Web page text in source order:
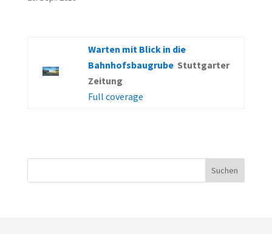
Warten mit Blick in die
Bahnhofsbaugrube Stuttgarter
Zeitung
Full coverage
Suchen